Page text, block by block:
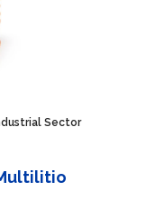
Sector
Multilitio